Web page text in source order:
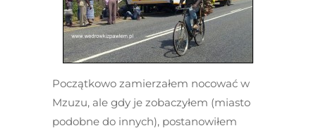
Początkowo zamierzałem nocować w
Mzuzu, ale gdy je zobaczyłem (miasto
podobne do innych), postanowiłem